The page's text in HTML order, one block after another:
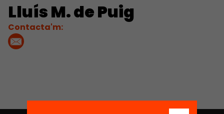
Lluís M. de Puig
Contacta'm: